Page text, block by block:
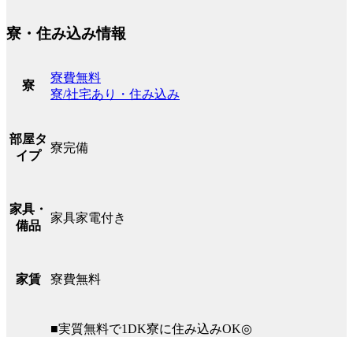
寮・住み込み情報
寮
寮費無料
寮/社宅あり・住み込み
部屋タ
イプ
寮完備
家具・
備品
家具家電付き
家賃 寮費無料
■実質無料で1DK寮に住み込みOK◎